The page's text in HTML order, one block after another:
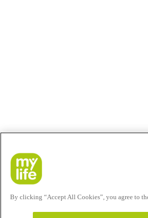
By clicking “Accept All Cookies”, you agree to